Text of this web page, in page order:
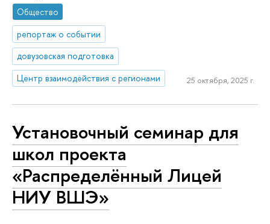
Общество
репортаж о событии
довузовская подготовка
Центр взаимодействия с регионами
25 октября, 2025 г.
Установочный семинар для
школ проекта
«Распределённый Лицей
НИУ ВШЭ»